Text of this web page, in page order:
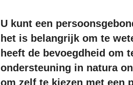
U kunt een
het is belangrijk om te
heeft de bevoegdheid om
ondersteuning in natura
om zelf te kiezen met een